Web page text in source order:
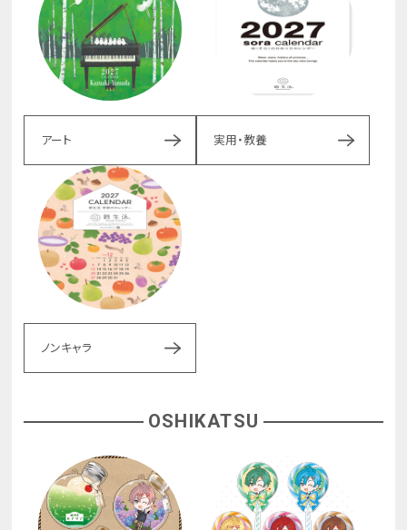
アート 実用・教養
ノンキャラ
OSHIKATSU